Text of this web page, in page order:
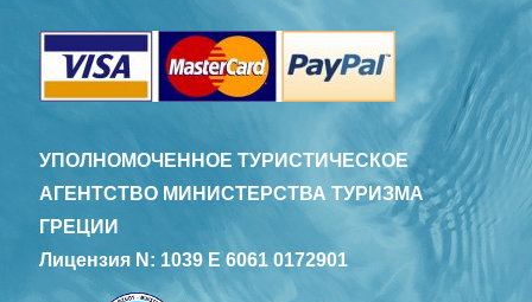
УПОЛНОМОЧЕННОЕ ТУРИСТИЧЕСКОЕ
АГЕНТСТВО МИНИСТЕРСТВА ТУРИЗМА
ГРЕЦИИ
Лицензия N: 1039 E 6061 0172901